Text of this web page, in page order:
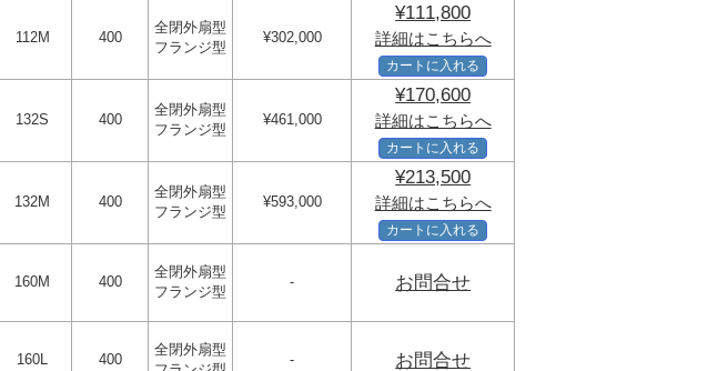
112M 400
全閉外扇型
フランジ型
¥302,000
¥111,800
詳細はこちらへ
カートに入れる
132S 400
全閉外扇型
フランジ型
¥461,000
¥170,600
詳細はこちらへ
カートに入れる
132M 400
全閉外扇型
フランジ型
¥593,000
¥213,500
詳細はこちらへ
カートに入れる
160M 400
全閉外扇型
フランジ型
- お問合せ
160L 400
全閉外扇型
- お問合せ